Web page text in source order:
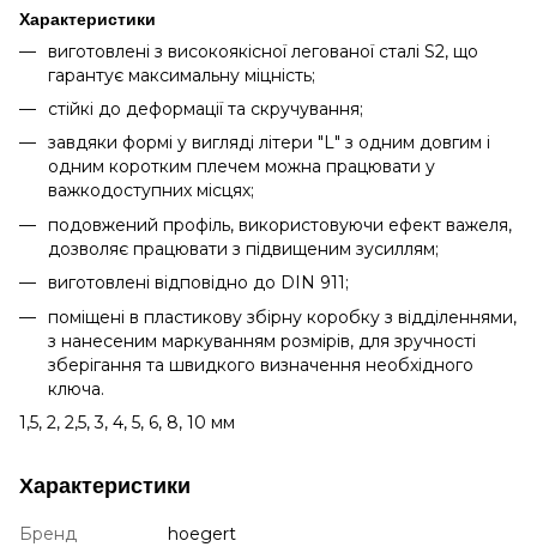
Характеристики
виготовлені з високоякісної легованої сталі S2, що
гарантує максимальну міцність;
стійкі до деформації та скручування;
завдяки формі у вигляді літери "L" з одним довгим і
одним коротким плечем можна працювати у
важкодоступних місцях;
подовжений профіль, використовуючи ефект важеля,
дозволяє працювати з підвищеним зусиллям;
виготовлені відповідно до DIN 911;
поміщені в пластикову збірну коробку з відділеннями,
з нанесеним маркуванням розмірів, для зручності
зберігання та швидкого визначення необхідного
ключа.
1,5, 2, 2,5, 3, 4, 5, 6, 8, 10 мм
Характеристики
Бренд
hoegert